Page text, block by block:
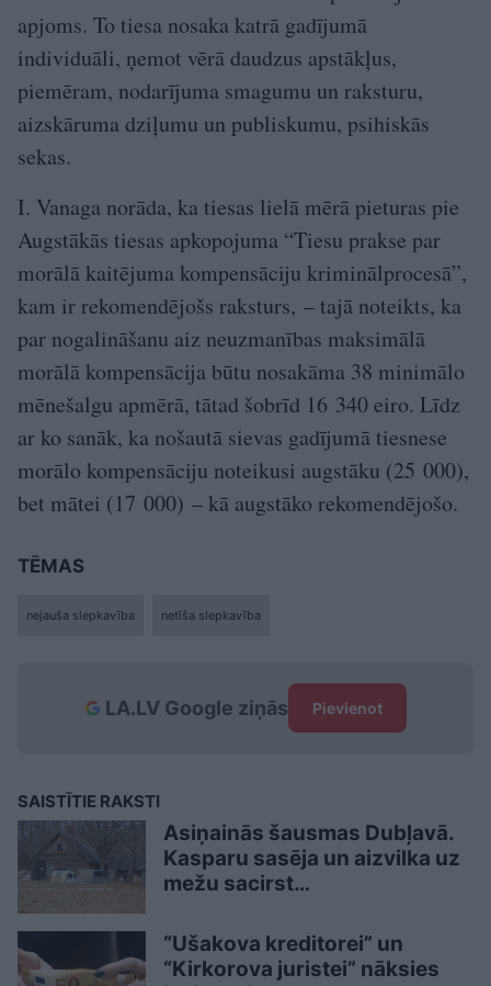
apjoms. To tiesa nosaka katrā gadījumā
individuāli, ņemot vērā daudzus apstākļus,
piemēram, nodarījuma smagumu un raksturu,
aizskāruma dziļumu un publiskumu, psihiskās
sekas.
I. Vanaga norāda, ka tiesas lielā mērā pieturas pie
Augstākās tiesas apkopojuma “Tiesu prakse par
morālā kaitējuma kompensāciju kriminālprocesā”,
kam ir rekomendējošs raksturs, – tajā noteikts, ka
par nogalināšanu aiz neuzmanības maksimālā
morālā kompensācija būtu nosakāma 38 minimālo
mēnešalgu apmērā, tātad šobrīd 16 340 eiro. Līdz
ar ko sanāk, ka nošautā sievas gadījumā tiesnese
morālo kompensāciju noteikusi augstāku (25 000),
bet mātei (17 000) – kā augstāko rekomendējošo.
TĒMAS
nejauša slepkavība netīša slepkavība
LA.LV Google ziņās Pievienot
SAISTĪTIE RAKSTI
Asiņainās šausmas Dubļavā.
Kasparu sasēja un aizvilka uz
mežu sacirst…
“Ušakova kreditorei” un
“Kirkorova juristei” nāksies